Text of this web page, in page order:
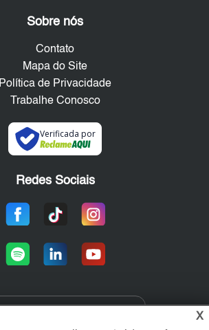
Sobre nós
Contato
Mapa do Site
Política de Privacidade
Trabalhe Conosco
Verificada por
Redes Sociais
X